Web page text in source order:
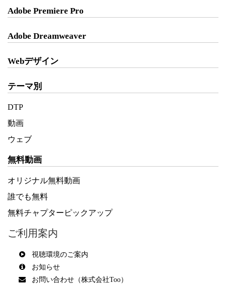
Adobe Premiere Pro
Adobe Dreamweaver
Webデザイン
テーマ別
DTP
動画
ウェブ
無料動画
オリジナル無料動画
誰でも無料
無料チャプターピックアップ
ご利用案内
視聴環境のご案内
お知らせ
お問い合わせ（株式会社Too）